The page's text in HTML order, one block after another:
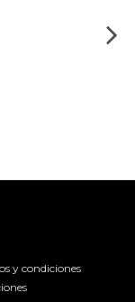
y condiciones